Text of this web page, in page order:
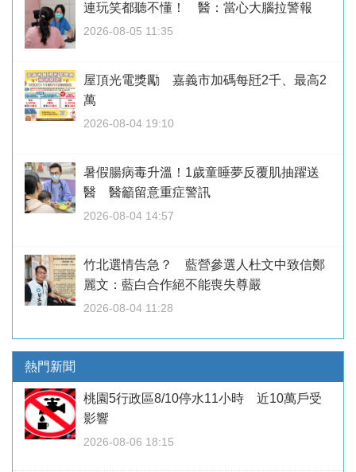
連玩笑都聽不懂！ 醫：當心大腦拉警報
2026-08-05 11:35
屋頂光電獎勵 嘉義市加碼每瓩2千、最高2
萬
2026-08-04 19:10
暑假腸病毒升溫！1歲童睡夢反覆肌抽躍送
醫 醫籲留意重症警訊
2026-08-04 14:57
竹北選情告急？ 藍營參選人杜文中致信鄭
麗文：藍白合作絕不能喪失尊嚴
2026-08-04 11:28
熱門新聞
桃園5行政區8/10停水11小時 近10萬戶受
影響
2026-08-06 18:15